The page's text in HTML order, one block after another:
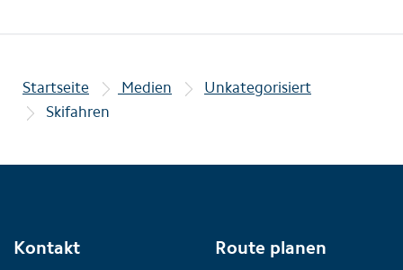
Startseite Medien
Unkategorisiert
Skifahren
Kontakt Route planen